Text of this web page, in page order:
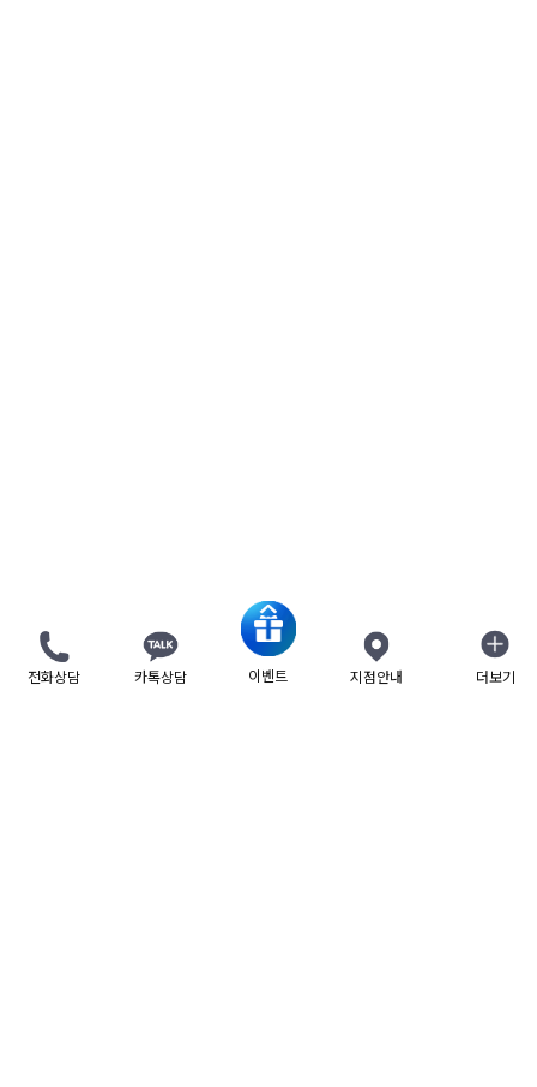
닫기
전화상담 카톡상담 이벤트 지점안내 더보기